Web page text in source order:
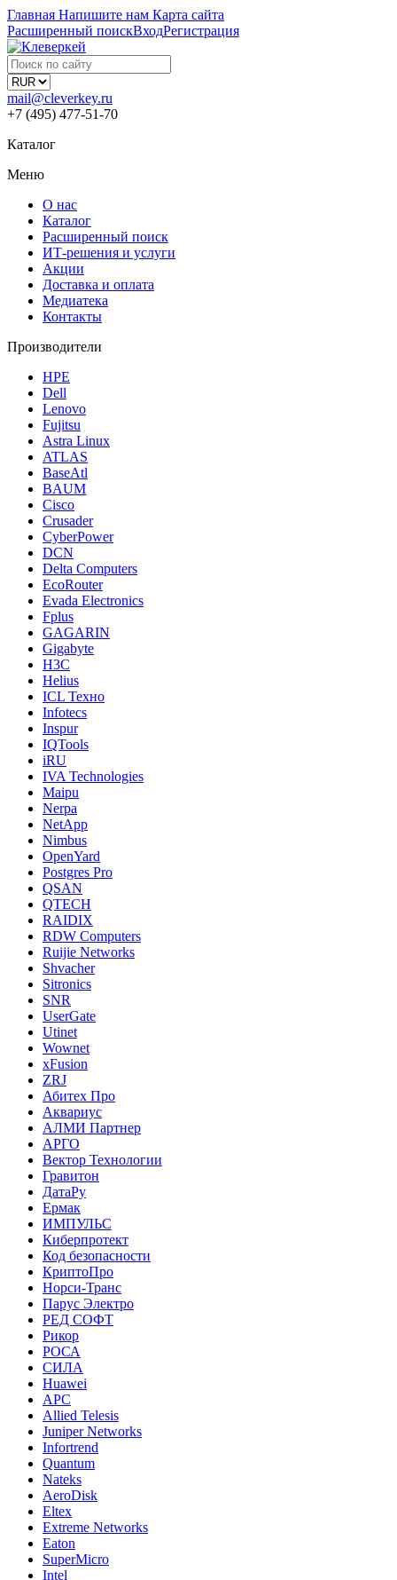
Главная Напишите нам Карта сайта
Расширенный поискВходРегистрация
mail@cleverkey.ru
+7 (495) 477-51-70
Каталог
Меню
О нас
Каталог
Расширенный поиск
ИТ-решения и услуги
Акции
Доставка и оплата
Медиатека
Контакты
Производители
HPE
Dell
Lenovo
Fujitsu
Astra Linux
ATLAS
BaseAtl
BAUM
Cisco
Crusader
CyberPower
DCN
Delta Computers
EcoRouter
Evada Electronics
Fplus
GAGARIN
Gigabyte
H3C
Helius
ICL Техно
Infotecs
Inspur
IQTools
iRU
IVA Technologies
Maipu
Nerpa
NetApp
Nimbus
OpenYard
Postgres Pro
QSAN
QTECH
RAIDIX
RDW Computers
Ruijie Networks
Shvacher
Sitronics
SNR
UserGate
Utinet
Wownet
xFusion
ZRJ
Абитех Про
Аквариус
АЛМИ Партнер
АРГО
Вектор Технологии
Гравитон
ДатаРу
Ермак
ИМПУЛЬС
Киберпротект
Код безопасности
КриптоПро
Норси-Транс
Парус Электро
РЕД СОФТ
Рикор
РОСА
СИЛА
Huawei
APC
Allied Telesis
Juniper Networks
Infortrend
Quantum
Nateks
AeroDisk
Eltex
Extreme Networks
Eaton
SuperMicro
Intel